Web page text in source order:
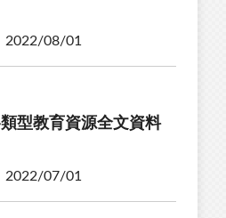
2022/08/01
型教育資源全文資料
2022/07/01